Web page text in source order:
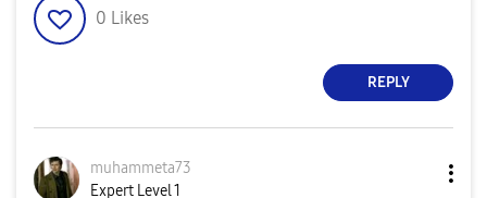
0 Likes
REPLY
muhammeta73
Expert Level 1